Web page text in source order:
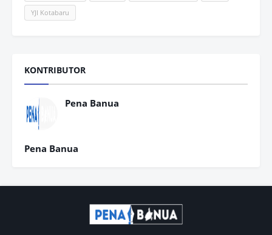
YJI Kotabaru
KONTRIBUTOR
Pena Banua
Pena Banua